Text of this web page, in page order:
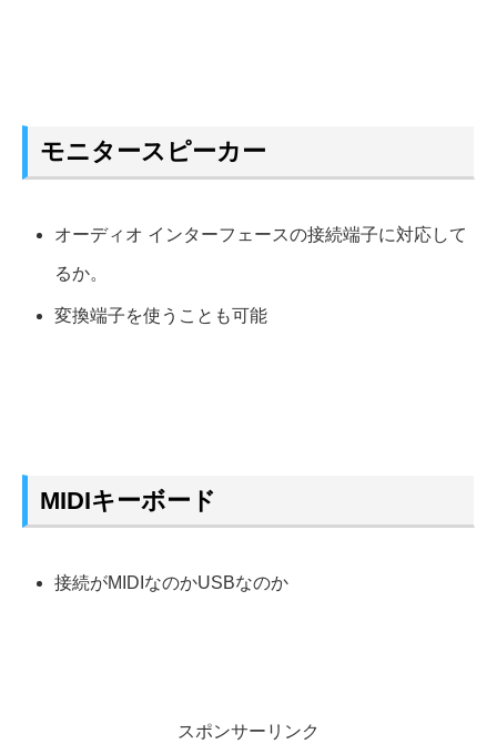
モニタースピーカー
オーディオ インターフェースの接続端子に対応して
るか。
変換端子を使うことも可能
MIDIキーボード
接続がMIDIなのかUSBなのか
スポンサーリンク